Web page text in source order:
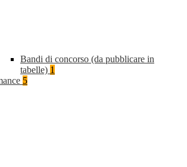
Bandi di concorso (da pubblicare in
tabelle) 1
5